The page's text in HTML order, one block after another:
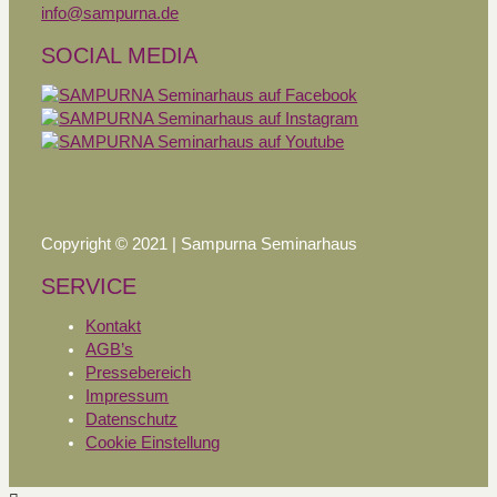
info@sampurna.de
SOCIAL MEDIA
Copyright © 2021 | Sampurna Seminarhaus
SERVICE
Kontakt
AGB’s
Pressebereich
Impressum
Datenschutz
Cookie Einstellung